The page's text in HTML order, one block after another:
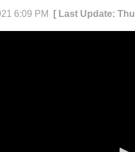
6:09 PM [ Last Update: